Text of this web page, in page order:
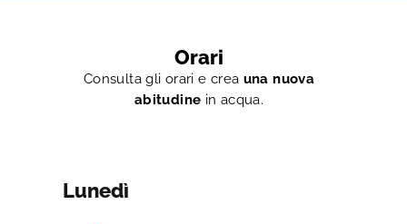
Orari
Consulta gli orari e crea una nuova
abitudine in acqua.
Lunedì